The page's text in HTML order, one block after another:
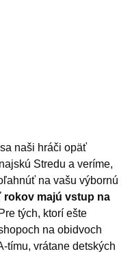
naši hráči opäť
Stredu a veríme,
na vašu výbornú
rokov majú vstup na
Pre tých, ktorí ešte
na obidvoch
tímu, vrátane detských